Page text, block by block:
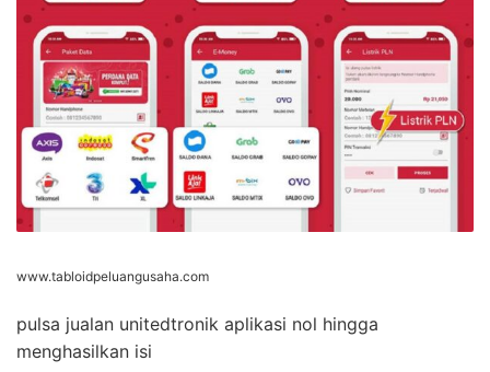
www.tabloidpeluangusaha.com
pulsa jualan unitedtronik aplikasi nol hingga
menghasilkan isi